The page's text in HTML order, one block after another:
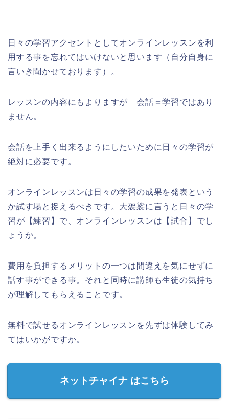
日々の学習アクセントとしてオンラインレッスンを利
用する事を忘れてはいけないと思います（自分自身に
言いき聞かせております）。
レッスンの内容にもよりますが 会話＝学習ではあり
ません。
会話を上手く出来るようにしたいために日々の学習が
絶対に必要です。
オンラインレッスンは日々の学習の成果を発表という
か試す場と捉えるべきです。大袈裟に言うと日々の学
習が【練習】で、オンラインレッスンは【試合】でし
ょうか。
費用を負担するメリットの一つは間違えを気にせずに
話す事ができる事。 それと同時に講師も生徒の気持ち
が理解してもらえることです。
無料で試せるオンラインレッスンを先ずは体験してみ
てはいかがですか。
ネットチャイナ はこちら